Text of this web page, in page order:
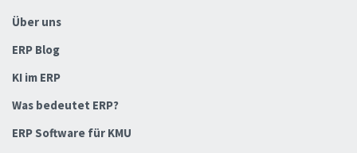
Über uns
ERP Blog
KI im ERP
Was bedeutet ERP?
ERP Software für KMU